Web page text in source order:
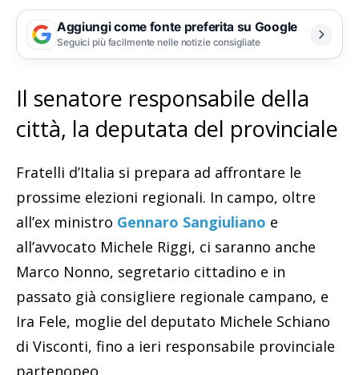
Aggiungi come fonte preferita su Google
Seguici più facilmente nelle notizie consigliate
Il senatore responsabile della
città, la deputata del provinciale
Fratelli d’Italia si prepara ad affrontare le
prossime elezioni regionali. In campo, oltre
all’ex ministro Gennaro Sangiuliano e
all’avvocato Michele Riggi, ci saranno anche
Marco Nonno, segretario cittadino e in
passato già consigliere regionale campano, e
Ira Fele, moglie del deputato Michele Schiano
di Visconti, fino a ieri responsabile provinciale
partenopeo.